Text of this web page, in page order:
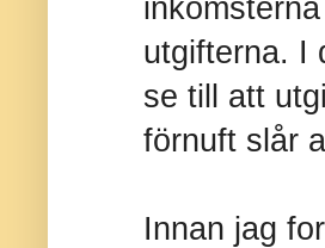
utgifterna. I
se till att
förnuft slår
Innan jag